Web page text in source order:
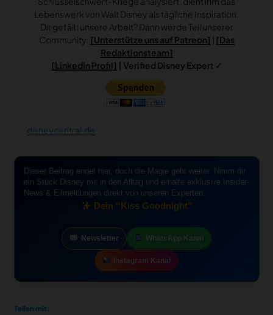
Lebenswerk von Walt Disney als tägliche Inspiration.
Dir gefällt unsere Arbeit? Dann werde Teil unserer
Community: [Unterstütze uns auf Patreon]
[Das
Redaktionsteam]
[LinkedIn Profil] | Verified Disney Expert ✓
disneycentral.de
Dieser Beitrag endet hier, doch die Magie geht weiter. Nimm dir
ein Stück Disney mit in den Alltag und erhalte exklusive Insider-
News & Eilmeldungen direkt von unseren Experten.
Dein “Kiss Goodnight”
Newsletter WhatsApp Kanal
Instagram Kanal
Teilen mit: